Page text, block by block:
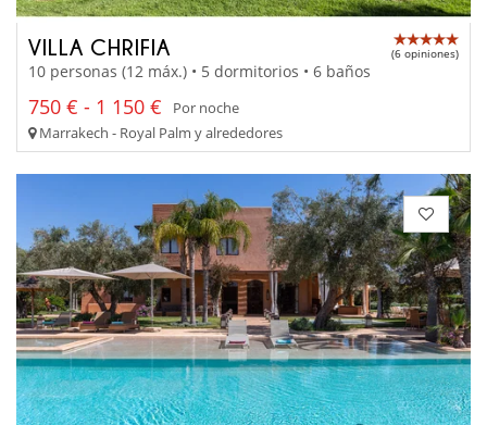
VILLA CHRIFIA (6 opiniones)
10 personas (12 máx.) • 5 dormitorios • 6 baños
750 € - 1 150 €
Por noche
Marrakech - Royal Palm y alrededores